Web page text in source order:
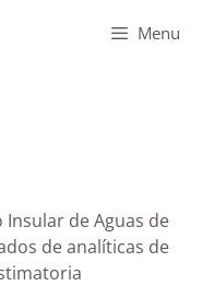
Menu
Insular de Aguas de
de analíticas de